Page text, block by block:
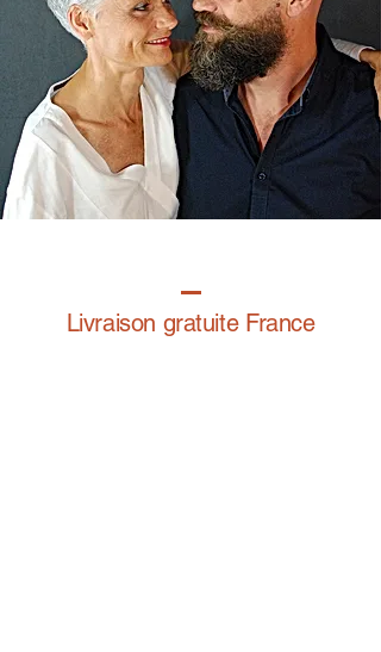
Livraison gratuite France